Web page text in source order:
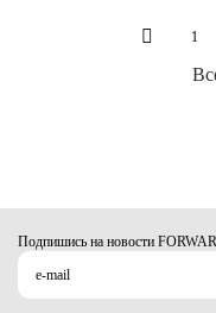
1
Подпишись на новости